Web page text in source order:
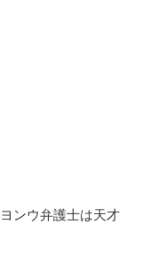
ンウ弁護士は天才